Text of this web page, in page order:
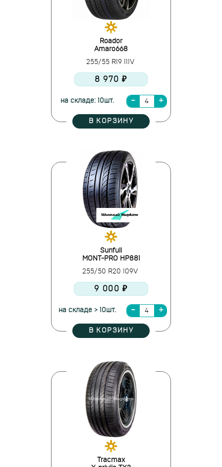
Roador
Amaro668
255/55 R19 111V
8 970 ₽
на складе: 10шт.
В КОРЗИНУ
Sunfull
MONT-PRO HP881
255/50 R20 109V
9 000 ₽
на складе > 10шт.
В КОРЗИНУ
Tracmax